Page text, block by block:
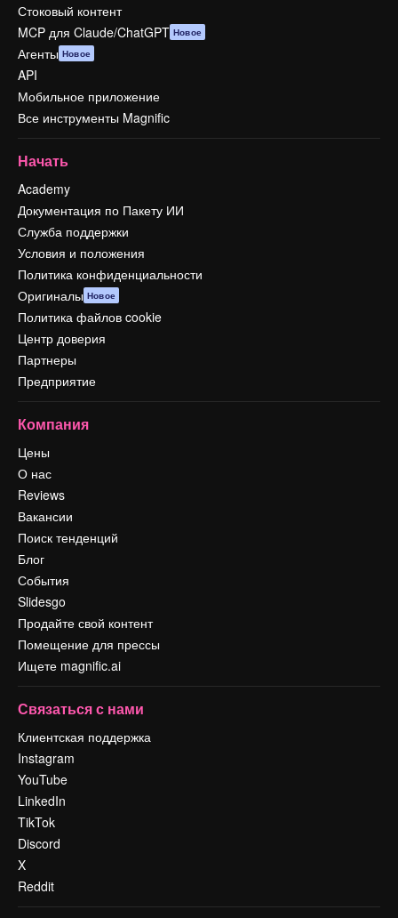
Стоковый контент
MCP для Claude/ChatGPT Новое
Агенты Новое
API
Мобильное приложение
Все инструменты Magnific
Начать
Academy
Документация по Пакету ИИ
Служба поддержки
Условия и положения
Политика конфиденциальности
Оригиналы Новое
Политика файлов cookie
Центр доверия
Партнеры
Предприятие
Компания
Цены
О нас
Reviews
Вакансии
Поиск тенденций
Блог
События
Slidesgo
Продайте свой контент
Помещение для прессы
Ищете magnific.ai
Связаться с нами
Клиентская поддержка
Instagram
YouTube
LinkedIn
TikTok
Discord
X
Reddit